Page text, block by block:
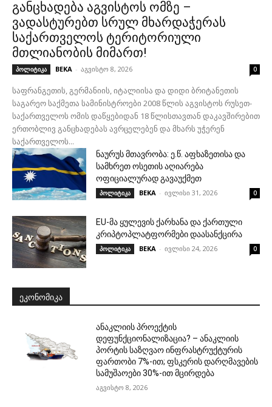
განცხადება აგვისტოს ომზე –
ვადასტურებთ სრულ მხარდაჭერას
საქართველოს ტერიტორიული
მთლიანობის მიმართ!
პოლიტიკა BEKA - აგვისტო 8, 2026 0
საფრანგეთის, გერმანიის, იტალიისა და დიდი ბრიტანეთის
საგარეო საქმეთა სამინისტროები 2008 წლის აგვისტოს რუსეთ-
საქართველოს ომის დაწყებიდან 18 წლისთავთან დაკავშირებით
ერთობლივ განცხადებას ავრცელებენ და მხარს უჭერენ
საქართველოს...
ნაურუს მთავრობა: ე.წ. აფხაზეთისა და
სამხრეთ ოსეთის აღიარება
ოფიციალურად გავაუქმეთ
პოლიტიკა BEKA - ივლისი 31, 2026 0
EU-მა ყულევის ქარხანა და ქართული
კრიპტოპლატფორმები დაასანქცირა
პოლიტიკა BEKA - ივლისი 24, 2026 0
ᲔᲙᲝᲜᲝᲛᲘᲙᲐ
ანაკლიის პროექტის
დეფუნქციონალიზაცია? – ანაკლიის
პორტის საზღვაო ინფრასტრუქტურის
ფართობი 7%-ით; ფსკერის დარღმავების
სამუშაოები 30%-ით მცირდება
აგვისტო 8, 2026